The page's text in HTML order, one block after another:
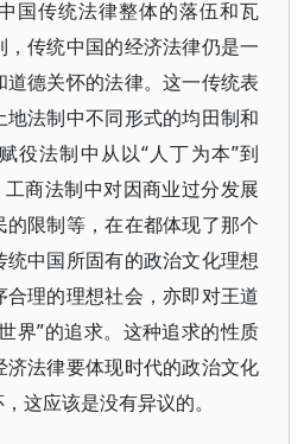
国传统法律整体的落伍和瓦
传统中国的经济法律仍是一
德关怀的法律。这一传统表
法制中不同形式的均田制和
役法制中从以“人丁为本”到
工商法制中对因商业过分发展
限制等，在在都体现了那个
中国所固有的政治文化理想
理的理想社会，亦即对王道
界”的追求。这种追求的性质
法律要体现时代的政治文化
这应该是没有异议的。